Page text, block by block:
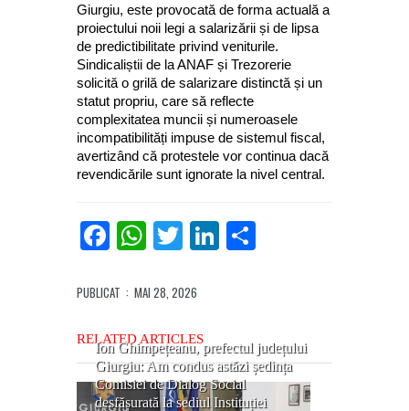
Giurgiu, este provocată de forma actuală a
proiectului noii legi a salarizării și de lipsa
de predictibilitate privind veniturile.
Sindicaliștii de la ANAF și Trezorerie
solicită o grilă de salarizare distinctă și un
statut propriu, care să reflecte
complexitatea muncii și numeroasele
incompatibilități impuse de sistemul fiscal,
avertizând că protestele vor continua dacă
revendicările sunt ignorate la nivel central.
Facebook
WhatsApp
TwitterLinkedIn
PUBLICAT : MAI 28, 2026
RELATED ARTICLES
Ion Ghimpețeanu, prefectul județului
Giurgiu: Am condus astăzi ședința
Comisiei de Dialog Social
desfășurată la sediul Instituției